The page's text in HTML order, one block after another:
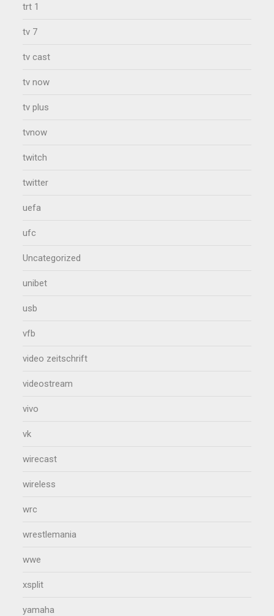
trt 1
tv 7
tv cast
tv now
tv plus
tvnow
twitch
twitter
uefa
ufc
Uncategorized
unibet
usb
vfb
video zeitschrift
videostream
vivo
vk
wirecast
wireless
wrc
wrestlemania
wwe
xsplit
yamaha